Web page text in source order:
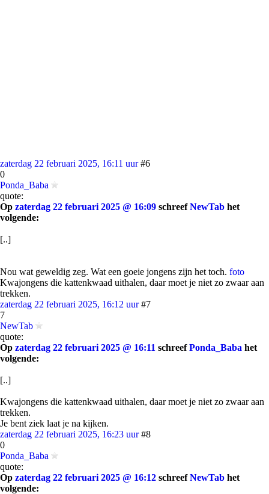
zaterdag 22 februari 2025, 16:11 uur #6
0
Ponda_Baba
quote:
Op zaterdag 22 februari 2025 @ 16:09 schreefNewTab het
volgende:
[..]
Nou wat geweldig zeg. Wat een goeie jongens zijn het toch. foto
Kwajongens die kattenkwaad uithalen, daar moet je niet zo zwaar aan
trekken.
zaterdag 22 februari 2025, 16:12 uur #7
7
NewTab
quote:
Op zaterdag 22 februari 2025 @ 16:11 schreefPonda_Baba het
volgende:
[..]
Kwajongens die kattenkwaad uithalen, daar moet je niet zo zwaar aan
trekken.
Je bent ziek laat je na kijken.
zaterdag 22 februari 2025, 16:23 uur #8
0
Ponda_Baba
quote:
Op zaterdag 22 februari 2025 @ 16:12 schreefNewTab het
volgende: